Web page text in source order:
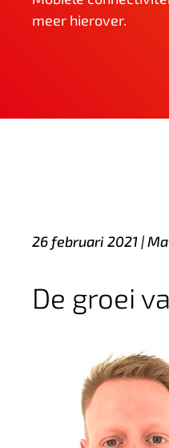
meer hierover.
26 februari 2021 |
De groei